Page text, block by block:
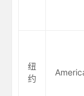
纽
约